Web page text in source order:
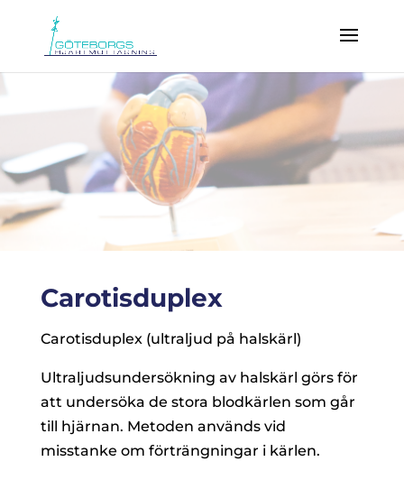
Carotisduplex
Carotisduplex (ultraljud på halskärl)
Ultraljudsundersökning av halskärl görs för
att undersöka de stora blodkärlen som går
till hjärnan. Metoden används vid
misstanke om förträngningar i kärlen.